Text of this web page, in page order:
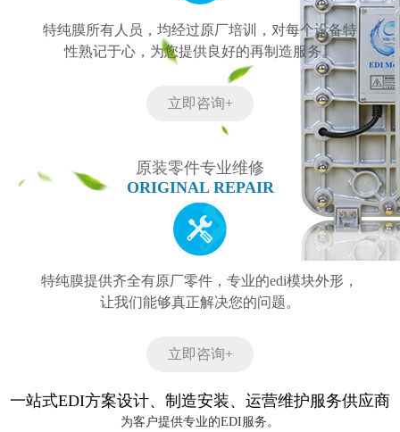
特纯膜所有人员，均经过原厂培训，对每个设备特
性熟记于心，为您提供良好的再制造服务。
立即咨询+
原装零件专业维修
ORIGINAL REPAIR
特纯膜提供齐全有原厂零件，专业的edi模块外形，
让我们能够真正解决您的问题。
立即咨询+
一站式EDI方案设计、制造安装、运营维护服务供应商
为客户提供专业的EDI服务。